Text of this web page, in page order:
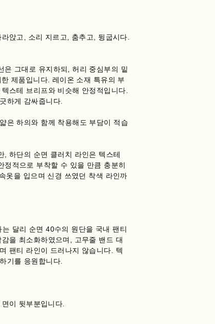
앉고, 소리 지르고, 춤추고, 뒹굽시다.
은 그대로 유지하되, 허리 중심부의 밑
제품입니다. 레이온 소재 특유의 부
스테 브리프와 비슷해 안정적입니다.
하게 감싸줍니다.
은 하의와 함께 착용해도 부담이 적습
, 하단의 순면 클러치 라인은 텍스테
정적으로 부착할 수 있을 만큼 충분히
옷을 입으며 신경 쓰였던 착색 라인까
달리 순면 40수의 원단을 국내 팬티
을 최소화하였으며, 고무줄 밴드 대
팬티 라인이 드러나지 않습니다. 텍
기를 응원합니다.
이 뒷부분입니다.